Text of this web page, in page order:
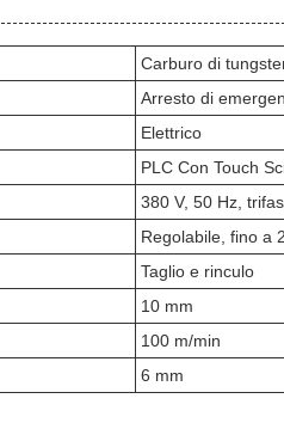
Carburo di
Arresto di
Elettrico
PLC Con Touch
380 V, 50 Hz,
Regolabile, fino a
Taglio e rinculo
10 mm
100 m/min
6 mm